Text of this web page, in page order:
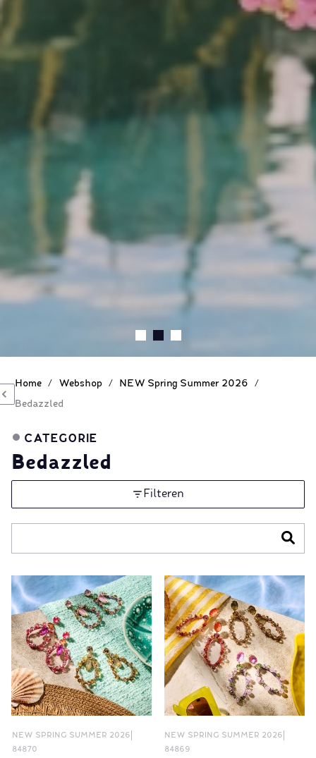
Home / Webshop / NEW Spring Summer 2026 /
Bedazzled
CATEGORIE
Bedazzled
Filteren
NEW SPRING SUMMER 2026
84870
NEW SPRING SUMMER 2026
84869